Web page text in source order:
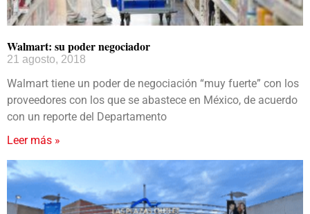
Walmart: su poder negociador
21 agosto, 2018
Walmart tiene un poder de negociación “muy fuerte” con los
proveedores con los que se abastece en México, de acuerdo
con un reporte del Departamento
Leer más »